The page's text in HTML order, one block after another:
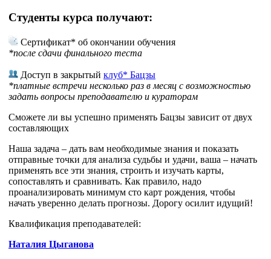
Студенты курса получают:
Сертификат* об окончании обучения
*после сдачи финального теста
Доступ в закрытый клуб* Бацзы
*платные встречи несколько раз в месяц с возможностью
задать вопросы преподавателю и кураторам
Сможете ли вы успешно применять Бацзы зависит от двух
составляющих
Наша задача – дать вам необходимые знания и показать
отправные точки для анализа судьбы и удачи, ваша – начать
применять все эти знания, строить и изучать карты,
сопоставлять и сравнивать. Как правило, надо
проанализировать минимум сто карт рождения, чтобы
начать уверенно делать прогнозы. Дорогу осилит идущий!
Квалификация преподавателей:
Наталия Цыганова